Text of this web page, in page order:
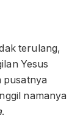
terulang,
Yesus
pusatnya
namanya
.